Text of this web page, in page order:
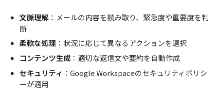
文脈理解 ：メールの内容を読み取り、緊急度や重要度を判
断
柔軟な処理 ：状況に応じて異なるアクションを選択
コンテンツ生成 ：適切な返信文や要約を自動作成
セキュリティ ：Google Workspaceのセキュリティポリシ
ーが適用